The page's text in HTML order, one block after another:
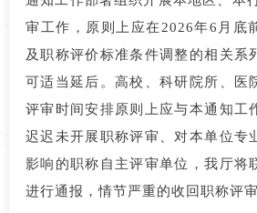
审工作，原则上应在2026年6月底
及职称评价标准条件调整的相关系
可适当延后。高校、科研院所、医
评审时间安排原则上应与本通知工
迟迟未开展职称评审、对本单位专
影响的职称自主评审单位，我厅将
进行通报，情节严重的收回职称评审